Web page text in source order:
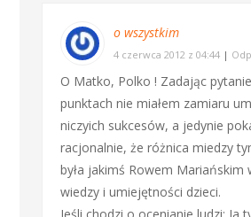
o wszystkim
4 czerwca 2012 z 04:44 |
O Matko, Polko ! Zadając
punktach nie miałem zamiaru
niczyich sukcesów, a jedynie
racjonalnie, że różnica miedzy
była jakimś Rowem Mariańskim
wiedzy i umiejętności dzieci.